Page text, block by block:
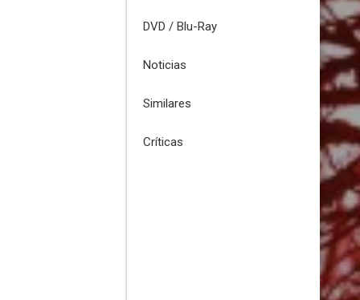
DVD / Blu-Ray
Noticias
Similares
Críticas